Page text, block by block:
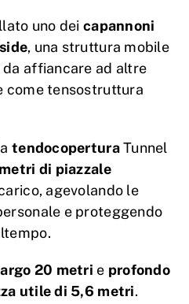
uno dei capannoni
, una struttura mobile
affiancare ad altre
come tensostruttura
tendocoperturaTunnel
di piazzale
agevolando le
e proteggendo
20 metri e profondo
utile di 5,6 metri.